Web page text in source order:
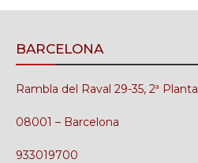
BARCELONA
Rambla del Raval 29-35, 2ª Planta
08001 – Barcelona
933019700